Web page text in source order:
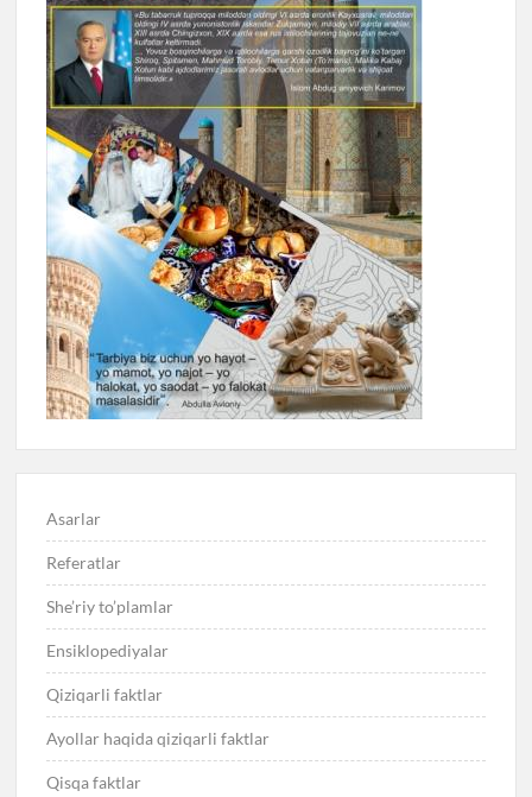
Asarlar
Referatlar
She’riy to’plamlar
Ensiklopediyalar
Qiziqarli faktlar
Ayollar haqida qiziqarli faktlar
Qisqa faktlar